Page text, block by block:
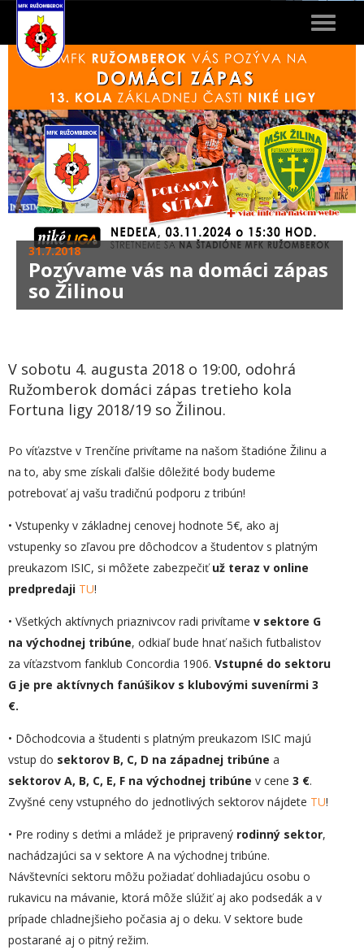
Toggle
31.7.2018
Pozývame vás na domáci zápas
so Žilinou
V sobotu 4. augusta 2018 o 19:00, odohrá
Ružomberok domáci zápas tretieho kola
Fortuna ligy 2018/19 so Žilinou.
Po víťazstve v Trenčíne privítame na našom štadióne Žilinu a
na to, aby sme získali ďalšie dôležité body budeme
potrebovať aj vašu tradičnú podporu z tribún!
• Vstupenky v základnej cenovej hodnote 5€, ako aj
vstupenky so zľavou pre dôchodcov a študentov s platným
preukazom ISIC, si môžete zabezpečiťuž teraz v online
predpredaji TU!
• Všetkých aktívnych priaznivcov radi privítame v sektore G
na východnej tribúne, odkiaľ bude hnať našich futbalistov
za víťazstvom fanklub Concordia 1906. Vstupné do sektoru
G je pre aktívnych fanúšikov s klubovými suvenírmi 3
€.
• Dôchodcovia a študenti s platným preukazom ISIC majú
vstup do sektorov B, C, D na západnej tribúne a
sektorov A, B, C, E, F na východnej tribúne v cene 3 €.
Zvyšné ceny vstupného do jednotlivých sektorov nájdete TU!
• Pre rodiny s deťmi a mládež je pripravený rodinný sektor,
nachádzajúci sa v sektore A na východnej tribúne.
Návštevníci sektoru môžu požiadať dohliadajúcu osobu o
rukavicu na mávanie, ktorá môže slúžiť aj ako podsedák a v
prípade chladnejšieho počasia aj o deku. V sektore bude
postarané aj o pitný režim.